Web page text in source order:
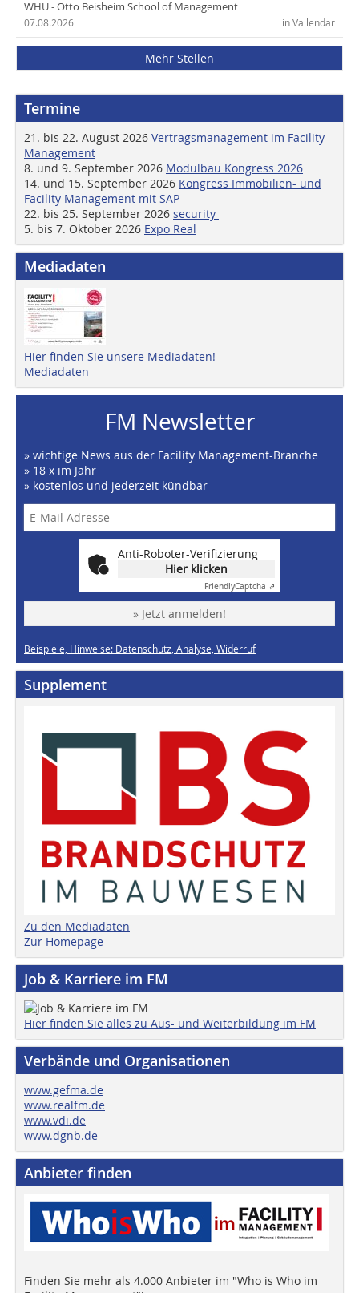
WHU - Otto Beisheim School of Management
in Vallendar
07.08.2026
Mehr Stellen
Termine
21. bis 22. August 2026 Vertragsmanagement im Facility
Management
8. und 9. September 2026 Modulbau Kongress 2026
14. und 15. September 2026 Kongress Immobilien- und
Facility Management mit SAP
22. bis 25. September 2026 security
5. bis 7. Oktober 2026 Expo Real
Mediadaten
Hier finden Sie unsere Mediadaten!
Mediadaten
FM Newsletter
» wichtige News aus der Facility Management-Branche
» 18 x im Jahr
» kostenlos und jederzeit kündbar
Anti-Roboter-Verifizierung
Hier klicken
FriendlyCaptcha ⇗
» Jetzt anmelden!
Beispiele, Hinweise: Datenschutz, Analyse, Widerruf
Supplement
Zu den Mediadaten
Zur Homepage
Job & Karriere im FM
Hier finden Sie alles zu Aus- und Weiterbildung im FM
Verbände und Organisationen
www.gefma.de
www.realfm.de
www.vdi.de
www.dgnb.de
Anbieter finden
Finden Sie mehr als 4.000 Anbieter im "Who is Who im